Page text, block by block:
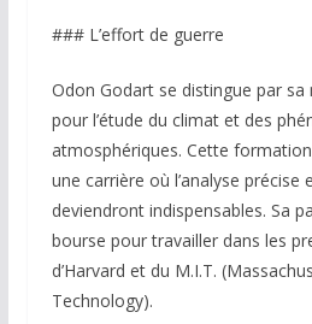
### L’effort de guerre
Odon Godart se distingue par sa
pour l’étude du climat et des
atmosphériques. Cette
une carrière où l’analyse précise
deviendront indispensables. Sa
bourse pour travailler dans les
d’Harvard et du M.I.T.
Technology).